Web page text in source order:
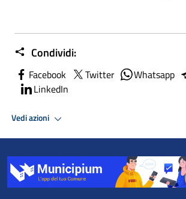
Condividi:
Facebook Twitter Whatsapp
LinkedIn
Vedi azioni